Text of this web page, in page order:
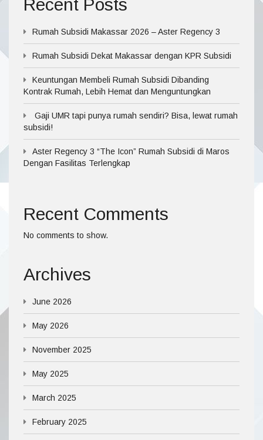
Recent Posts
Rumah Subsidi Makassar 2026 – Aster Regency 3
Rumah Subsidi Dekat Makassar dengan KPR Subsidi
Keuntungan Membeli Rumah Subsidi Dibanding
Kontrak Rumah, Lebih Hemat dan Menguntungkan
Gaji UMR tapi punya rumah sendiri? Bisa, lewat rumah
subsidi!
Aster Regency 3 “The Icon” Rumah Subsidi di Maros
Dengan Fasilitas Terlengkap
Recent Comments
No comments to show.
Archives
June 2026
May 2026
November 2025
May 2025
March 2025
February 2025